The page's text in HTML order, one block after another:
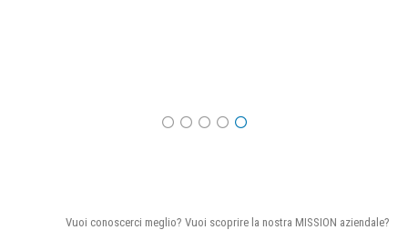
Vuoi conoscerci meglio? Vuoi scoprire la nostra MISSION aziendale?